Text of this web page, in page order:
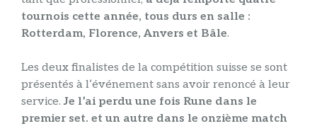
tournois cette année, tous durs en salle :
Rotterdam, Florence, Anvers et Bâle.
Les deux finalistes de la compétition suisse se sont
présentés à l’événement sans avoir renoncé à leur
service.Je l’ai perdu une fois Rune dans le
premier set. et un autre dans le onzième match